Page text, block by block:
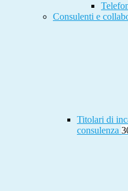
Consulenti e
Titolari di
consulenza